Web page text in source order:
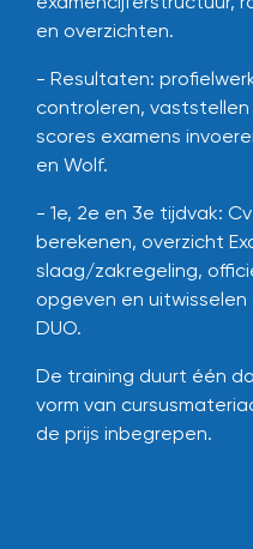
en overzichten.
- Resultaten:
controleren,
scores examens
en Wolf.
- 1e, 2e en 3e tijdvak:
berekenen, overzicht
slaag/zakregeling,
opgeven en
DUO.
De training duurt één
vorm van
de prijs inbegrepen.